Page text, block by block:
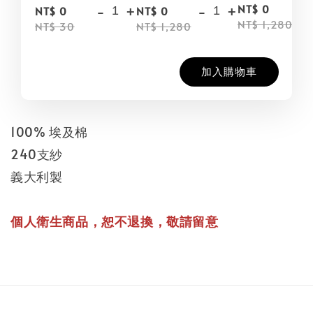
NT$ 0
NT$ 30
- +NT$ 0
NT$ 1,280
- +NT$ 0
NT$ 1,280
加入購物車
100% 埃及棉
240支紗
義大利製
個人衛生商品，恕不退換，敬請留意